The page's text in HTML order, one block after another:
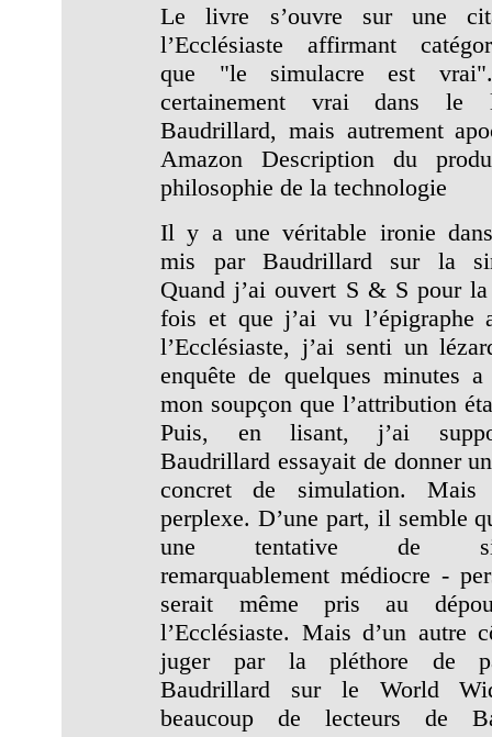
Le livre s’ouvre sur une
l’Ecclésiaste affirmant
que "le simulacre est
certainement vrai dans le
Baudrillard, mais autrement
Amazon Description du
philosophie de la technologie
Il y a une véritable ironie dans
mis par Baudrillard sur la
Quand j’ai ouvert S & S pour la
fois et que j’ai vu l’épigraphe
l’Ecclésiaste, j’ai senti un
enquête de quelques minutes
mon soupçon que l’attribution
Puis, en lisant, j’ai
Baudrillard essayait de donner
concret de simulation.
perplexe. D’une part, il semble
une tentative de
remarquablement médiocre -
serait même pris au
l’Ecclésiaste. Mais d’un autre
juger par la pléthore de
Baudrillard sur le World
beaucoup de lecteurs de